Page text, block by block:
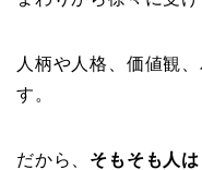
人柄や人格、価値観
す。
だから、 そもそも人